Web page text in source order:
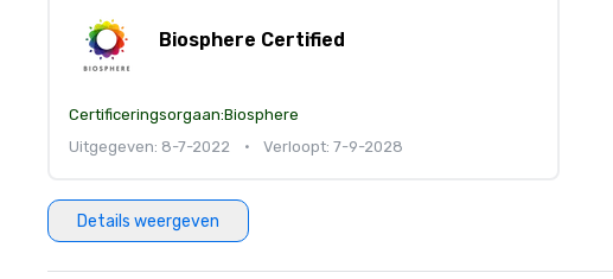
Biosphere Certified
Certificeringsorgaan:Biosphere
Uitgegeven: 8-7-2022
• Verloopt: 7-9-2028
Details weergeven